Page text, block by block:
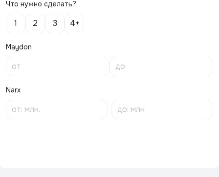
Что нужно сделать?
1 2 3 4+
Maydon
Narx